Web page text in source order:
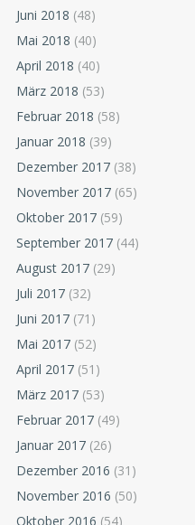
Juni 2018 (48)
Mai 2018 (40)
April 2018 (40)
März 2018 (53)
Februar 2018 (58)
Januar 2018 (39)
Dezember 2017 (38)
November 2017 (65)
Oktober 2017 (59)
September 2017 (44)
August 2017 (29)
Juli 2017 (32)
Juni 2017 (71)
Mai 2017 (52)
April 2017 (51)
März 2017 (53)
Februar 2017 (49)
Januar 2017 (26)
Dezember 2016 (31)
November 2016 (50)
Oktober 2016 (54)